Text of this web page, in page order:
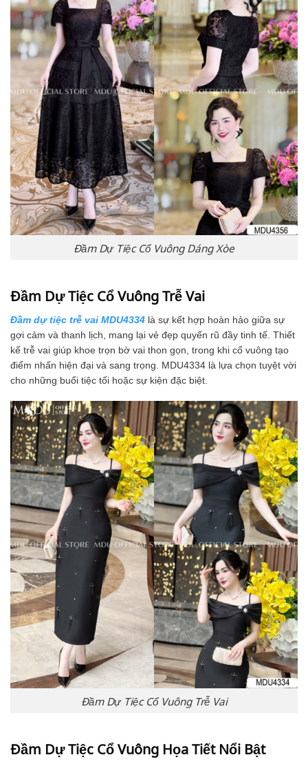
Đầm Dự Tiệc Cổ Vuông Dáng Xòe
Đầm Dự Tiệc Cổ Vuông Trễ Vai
Đầm dự tiệc trễ vai MDU4334 là sự kết hợp hoàn hảo giữa sự
gợi cảm và thanh lịch, mang lại vẻ đẹp quyến rũ đầy tinh tế. Thiết
kế trễ vai giúp khoe trọn bờ vai thon gọn, trong khi cổ vuông tạo
điểm nhấn hiện đại và sang trọng. MDU4334 là lựa chọn tuyệt vời
cho những buổi tiệc tối hoặc sự kiện đặc biệt.
Đầm Dự Tiệc Cổ Vuông Trễ Vai
Đầm Dự Tiệc Cổ Vuông Họa Tiết Nổi Bật